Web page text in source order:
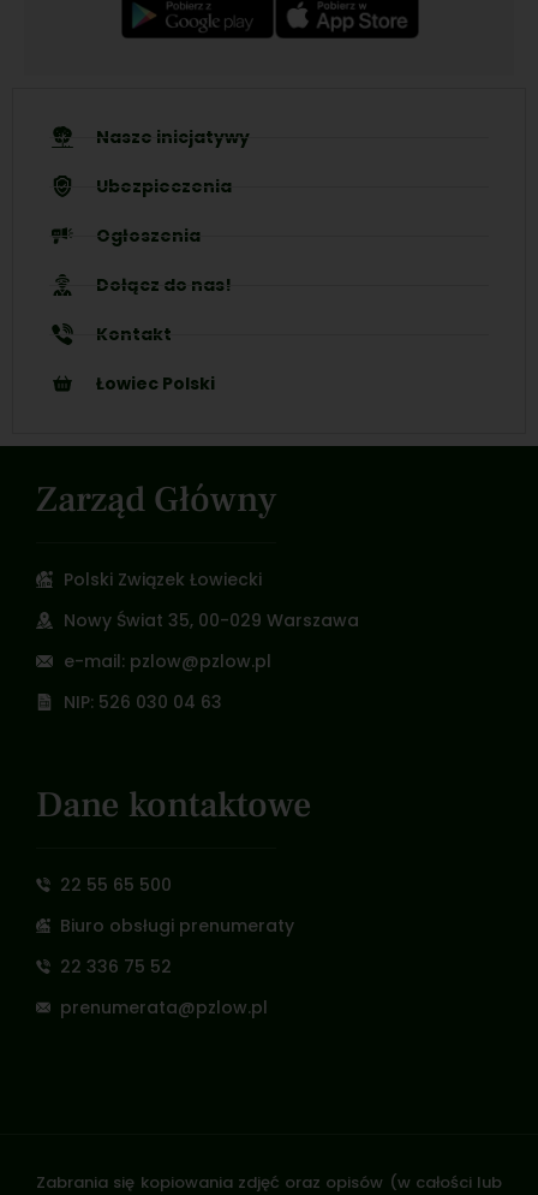
Nasze inicjatywy
Ubezpieczenia
Ogłoszenia
Dołącz do nas!
Kontakt
Łowiec Polski
Zarząd Główny
Polski Związek Łowiecki
Nowy Świat 35, 00-029 Warszawa
e-mail: pzlow@pzlow.pl
NIP: 526 030 04 63
Dane kontaktowe
22 55 65 500
Biuro obsługi prenumeraty
22 336 75 52
prenumerata@pzlow.pl
Zabrania się kopiowania zdjęć oraz opisów (w całości lub